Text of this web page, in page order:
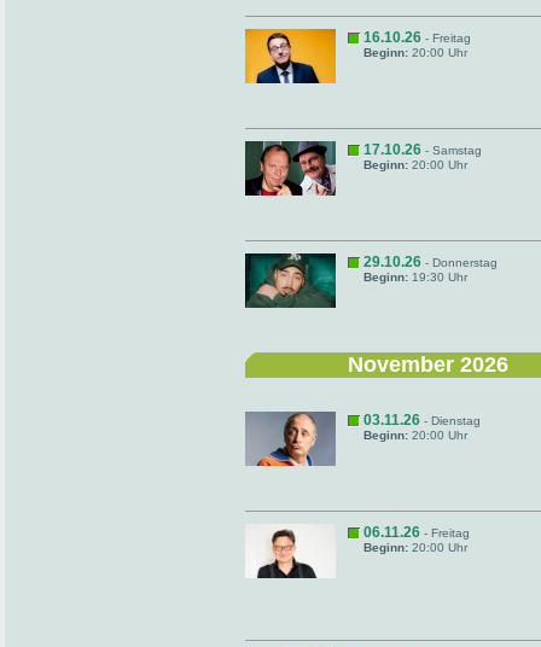
16.10.26 - Freitag
Beginn: 20:00 Uhr
17.10.26 - Samstag
Beginn: 20:00 Uhr
29.10.26 - Donnerstag
Beginn: 19:30 Uhr
November 2026
03.11.26 - Dienstag
Beginn: 20:00 Uhr
06.11.26 - Freitag
Beginn: 20:00 Uhr